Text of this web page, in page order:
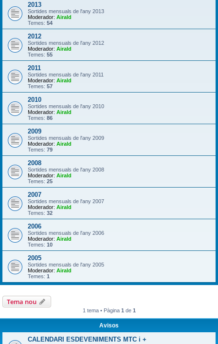
2013
Sortides mensuals de l'any 2013
Moderador: Airald
Temes: 54
2012
Sortides mensuals de l'any 2012
Moderador: Airald
Temes: 55
2011
Sortides mensuals de l'any 2011
Moderador: Airald
Temes: 57
2010
Sortides mensuals de l'any 2010
Moderador: Airald
Temes: 86
2009
Sortides mensuals de l'any 2009
Moderador: Airald
Temes: 79
2008
Sortides mensuals de l'any 2008
Moderador: Airald
Temes: 25
2007
Sortides mensuals de l'any 2007
Moderador: Airald
Temes: 32
2006
Sortides mensuals de l'any 2006
Moderador: Airald
Temes: 10
2005
Sortides mensuals de l'any 2005
Moderador: Airald
Temes: 1
Tema nou
1 tema • Pàgina 1 de 1
Avisos
CALENDARI ESDEVENIMENTS MTC i +